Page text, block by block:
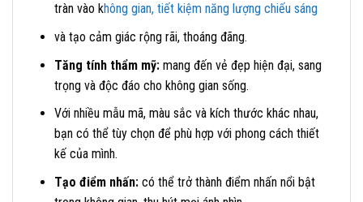
tràn vào không gian, tiết kiệm năng lượng chiếu sáng
và tạo cảm giác rộng rãi, thoáng đãng.
Tăng tính thẩm mỹ:mang đến vẻ đẹp hiện đại, sang
trọng và độc đáo cho không gian sống.
Với nhiều mẫu mã, màu sắc và kích thước khác nhau,
bạn có thể tùy chọn để phù hợp với phong cách thiết
kế của mình.
Tạo điểm nhấn:có thể trở thành điểm nhấn nổi bật